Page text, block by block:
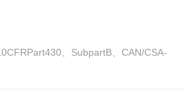
、SubpartB、CAN/CSA-